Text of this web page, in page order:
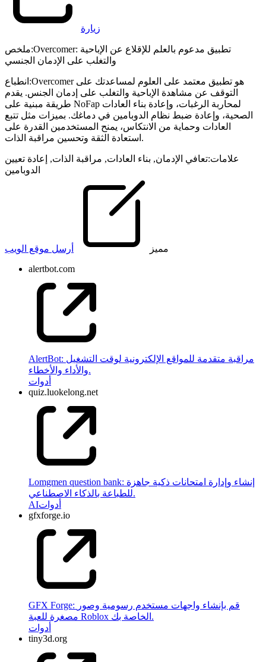
زيارة
ملخص:Overcomer: تطبيق مدعوم بالعلم للإقلاع عن الإباحية
والتغلب على الإدمان الجنسي
انطباع :Overcomer هو تطبيق معتمد على العلوم لمساعدتك على
التوقف عن مشاهدة الإباحية والتغلب على إدمان الجنس. يقدم
طريقة مبنية على NoFap لمحاربة الرغبات، وإعادة بناء العادات
الصحية، وإعادة ضبط نظام الدوبامين في دماغك. بميزات مثل تتبع
العادات وحماية من الانتكاس، يمنح المستخدمين القدرة على
استعادة الثقة وتحسين مراقبة الذات.
علامات:تعافي الإدمان, بناء العادات, مراقبة الذات,
إعادة تعيين
الدوبامين
مميز
أرسل موقع الويب
alertbot.com
AlertBot: مراقبة متقدمة للمواقع الإلكترونية لوقت التشغيل
والأداء والأخطاء.
أدوات
quiz.luokelong.net
Lomgmen question bank: إنشاء وإدارة امتحانات ذكية جاهزة
للطباعة بالذكاء الاصطناعي.
AIأدوات
gfxforge.io
GFX Forge: قم بإنشاء واجهات مستخدم رسومية وصور
مصغرة للعبة Roblox الخاصة بك.
أدوات
tiny3d.org